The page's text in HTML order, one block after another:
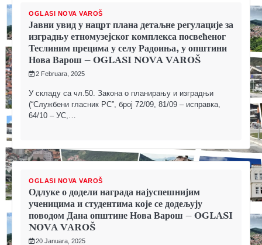
OGLASI NOVA VAROŠ
Јавни увид у нацрт плана детаљне регулације за
изградњу етномузејског комплекса посвећеног
Теслиним прецима у селу Радоиња, у општини
Нова Варош – OGLASI NOVA VAROŠ
2 Februara, 2025
У складу са чл.50. Закона о планирању и изградњи
(“Службени гласник РС”, број 72/09, 81/09 – исправка,
64/10 – УС,…
OGLASI NOVA VAROŠ
Одлуке о додели награда најуспешнијим
ученицима и студентима које се додељују
поводом Дана општине Нова Варош – OGLASI
NOVA VAROŠ
20 Januara, 2025